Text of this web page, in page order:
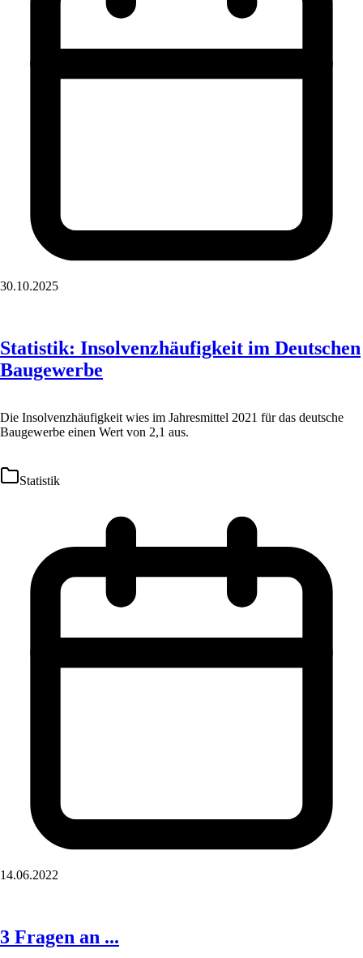
30.10.2025
Statistik: Insolvenzhäufigkeit im Deutschen
Baugewerbe
Die Insolvenzhäufigkeit wies im Jahresmittel 2021 für das deutsche
Baugewerbe einen Wert von 2,1 aus.
Statistik
14.06.2022
3 Fragen an ...